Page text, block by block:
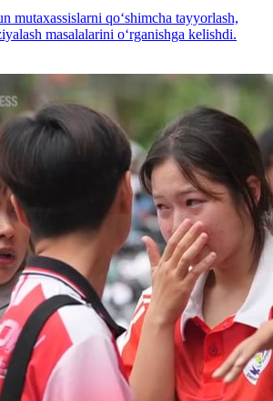
mutaxassislarni qo‘shimcha tayyorlash,
masalalarini o‘rganishga kelishdi.